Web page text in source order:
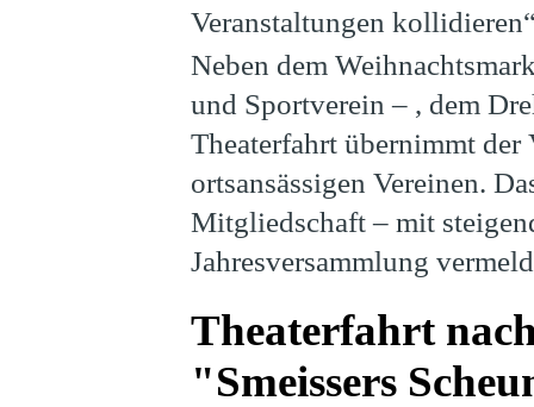
Veranstaltungen
Neben dem
und Sportverein – , dem
Theaterfahrt übernimmt der
ortsansässigen Vereinen.
Mitgliedschaft – mit
Jahresversammlung
Theaterfahrt
"Smeissers